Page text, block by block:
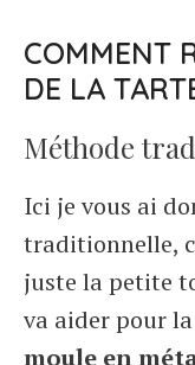
COMMENT
DE LA
Méthode
Ici je vous ai
traditionnelle,
juste la petite
va aider pour
moule en